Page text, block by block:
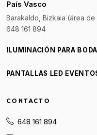
País Vasco
Barakaldo, Bizkaia (área de
648 161 894
ILUMINACIÓN PARA
PANTALLAS LED
CONTACTO
648 161 894